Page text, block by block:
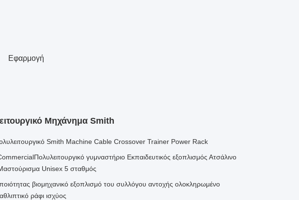
Εφαρμογή
Μηχάνημα Smith
Smith Machine Cable Crossover Trainer Power Rack
γυμναστήριο Εκπαιδευτικός εξοπλισμός Ατσάλινο
Unisex 5 σταθμός
βιομηχανικό εξοπλισμό του συλλόγου αντοχής ολοκληρωμένο
ράφι ισχύος